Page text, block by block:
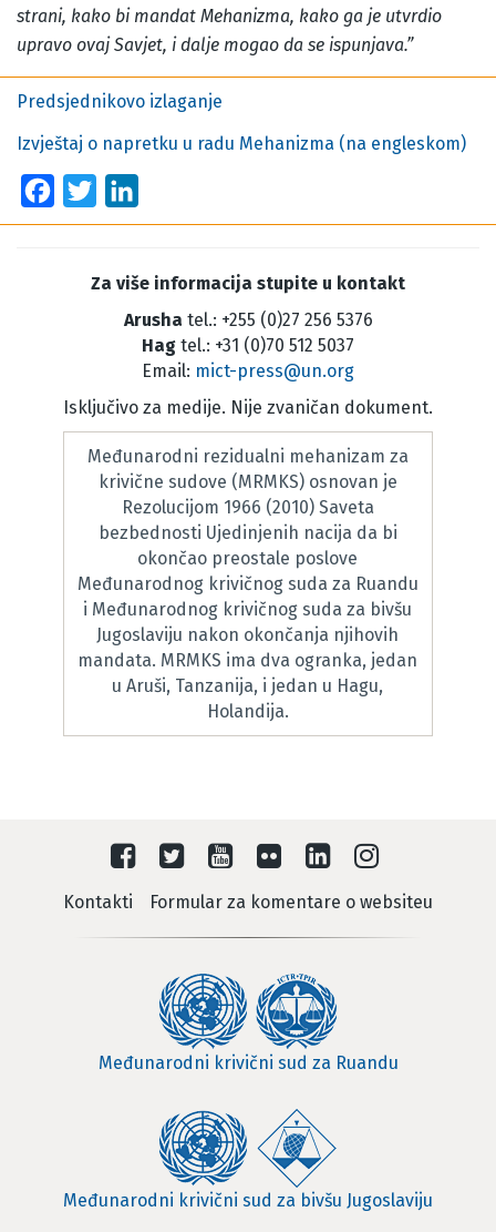
strani, kako bi mandat Mehanizma, kako ga je utvrdio
upravo ovaj Savjet, i dalje mogao da se ispunjava.”
Predsjednikovo izlaganje
Izvještaj o napretku u radu Mehanizma (na engleskom)
Facebook
Twitter
Za više informacija stupite u kontakt
Arusha tel.: +255 (0)27 256 5376
Hag tel.: +31 (0)70 512 5037
Email: mict-press@un.org
Isključivo za medije. Nije zvaničan dokument.
Međunarodni rezidualni mehanizam za
krivične sudove (MRMKS) osnovan je
Rezolucijom 1966 (2010) Saveta
bezbednosti Ujedinjenih nacija da bi
okončao preostale poslove
Međunarodnog krivičnog suda za Ruandu
i Međunarodnog krivičnog suda za bivšu
Jugoslaviju nakon okončanja njihovih
mandata. MRMKS ima dva ogranka, jedan
u Aruši, Tanzanija, i jedan u Hagu,
Holandija.
Kontakti Formular za komentare o websiteu
Međunarodni krivični sud za Ruandu
Međunarodni krivični sud za bivšu Jugoslaviju